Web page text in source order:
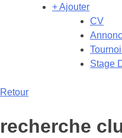
+ Ajouter
CV
Stage
Retour
recherche